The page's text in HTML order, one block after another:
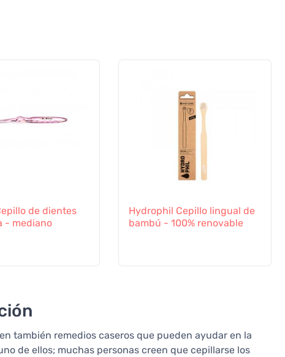
de dientes
- mediano
Hydrophil Cepillo lingual de
bambú - 100% renovable
también remedios caseros que pueden ayudar en la
de ellos; muchas personas creen que cepillarse los